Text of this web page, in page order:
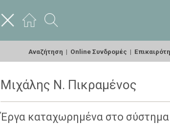
Αναζήτηση | Online Συνδρομές |
Μιχάλης Ν. Πικραμένος
Έργα καταχωρημένα στο σύστημα